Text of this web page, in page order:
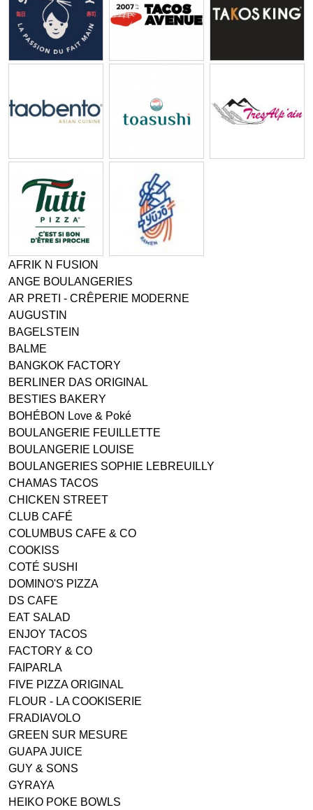
AFRIK N FUSION
ANGE BOULANGERIES
AR PRETI - CRÊPERIE MODERNE
AUGUSTIN
BAGELSTEIN
BALME
BANGKOK FACTORY
BERLINER DAS ORIGINAL
BESTIES BAKERY
BOHÉBON Love & Poké
BOULANGERIE FEUILLETTE
BOULANGERIE LOUISE
BOULANGERIES SOPHIE LEBREUILLY
CHAMAS TACOS
CHICKEN STREET
CLUB CAFÉ
COLUMBUS CAFE & CO
COOKISS
COTÉ SUSHI
DOMINO'S PIZZA
DS CAFE
EAT SALAD
ENJOY TACOS
FACTORY & CO
FAIPARLA
FIVE PIZZA ORIGINAL
FLOUR - LA COOKISERIE
FRADIAVOLO
GREEN SUR MESURE
GUAPA JUICE
GUY & SONS
GYRAYA
HEIKO POKE BOWLS